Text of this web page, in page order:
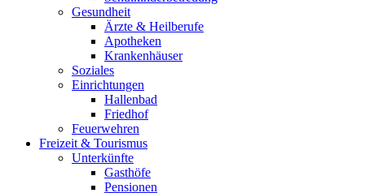
Gesundheit
Ärzte & Heilberufe
Apotheken
Krankenhäuser
Soziales
Einrichtungen
Hallenbad
Friedhof
Feuerwehren
Freizeit & Tourismus
Unterkünfte
Gasthöfe
Pensionen